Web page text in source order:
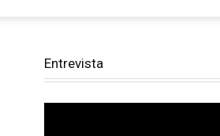
Entrevista